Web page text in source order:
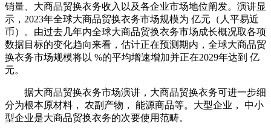
销量、大商品贸换衣务收入以及各企业市场地位阐发。演讲显
示，2023年全球大商品贸换衣务市场规模为 亿元（人平易近
币）。由过去几年内全球大商品贸换衣务市场成长概况取各项
数据目标的变化趋向来看，估计正在预测期内，全球大商品贸
换衣务市场规模将以 %的平均增速增加并正在2029年达到 亿
元。
据大商品贸换衣务市场演讲，大商品贸换衣务可进一步细
分为根本原材料， 农副产物， 能源商品等。大型企业， 中小
型企业是大商品贸换衣务的次要使用范畴。